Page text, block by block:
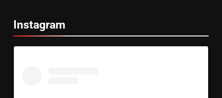
Instagram